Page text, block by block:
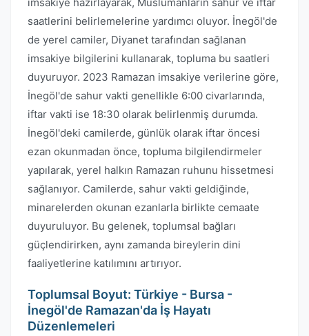
saatlerini belirlemelerine yardımcı oluyor. İnegöl'de
de yerel camiler, Diyanet tarafından sağlanan
imsakiye bilgilerini kullanarak, topluma bu saatleri
duyuruyor. 2023 Ramazan imsakiye verilerine göre,
İnegöl'de sahur vakti genellikle 6:00 civarlarında,
iftar vakti ise 18:30 olarak belirlenmiş durumda.
İnegöl'deki camilerde, günlük olarak iftar öncesi
ezan okunmadan önce, topluma bilgilendirmeler
yapılarak, yerel halkın Ramazan ruhunu hissetmesi
sağlanıyor. Camilerde, sahur vakti geldiğinde,
minarelerden okunan ezanlarla birlikte cemaate
duyuruluyor. Bu gelenek, toplumsal bağları
güçlendirirken, aynı zamanda bireylerin dini
faaliyetlerine katılımını artırıyor.
Toplumsal Boyut: Türkiye - Bursa -
İnegöl'de Ramazan'da İş Hayatı
Düzenlemeleri